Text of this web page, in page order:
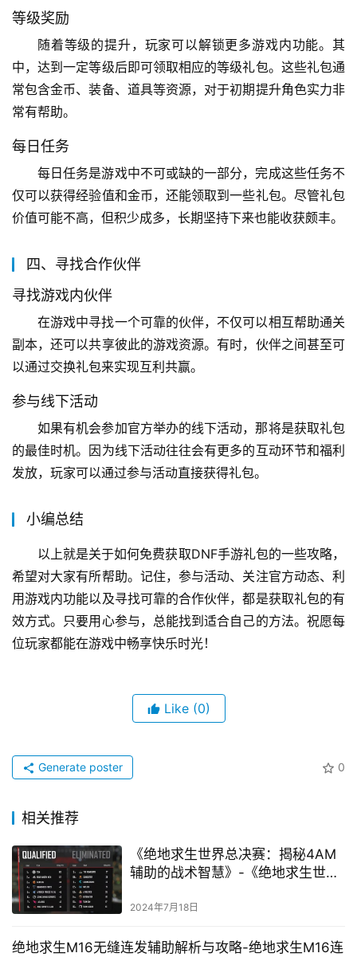
等级奖励
随着等级的提升，玩家可以解锁更多游戏内功能。其
中，达到一定等级后即可领取相应的等级礼包。这些礼包通
常包含金币、装备、道具等资源，对于初期提升角色实力非
常有帮助。
每日任务
每日任务是游戏中不可或缺的一部分，完成这些任务不
仅可以获得经验值和金币，还能领取到一些礼包。尽管礼包
价值可能不高，但积少成多，长期坚持下来也能收获颇丰。
四、寻找合作伙伴
寻找游戏内伙伴
在游戏中寻找一个可靠的伙伴，不仅可以相互帮助通关
副本，还可以共享彼此的游戏资源。有时，伙伴之间甚至可
以通过交换礼包来实现互利共赢。
参与线下活动
如果有机会参加官方举办的线下活动，那将是获取礼包
的最佳时机。因为线下活动往往会有更多的互动环节和福利
发放，玩家可以通过参与活动直接获得礼包。
小编总结
以上就是关于如何免费获取DNF手游礼包的一些攻略，
希望对大家有所帮助。记住，参与活动、关注官方动态、利
用游戏内功能以及寻找可靠的合作伙伴，都是获取礼包的有
效方式。只要用心参与，总能找到适合自己的方法。祝愿每
位玩家都能在游戏中畅享快乐时光！
Like (0)
0
Generate poster
相关推荐
《绝地求生世界总决赛：揭秘4AM
辅助的战术智慧》-《绝地求生世界
协作深度解析》
2024年7月18日
绝地求生M16无缝连发辅助解析与攻略-绝地求生M16连